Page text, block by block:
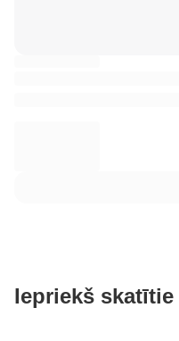
Iepriekš skatītie